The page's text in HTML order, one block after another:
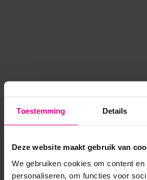
Toestemming Details
Deze website maakt gebruik van
We gebruiken cookies om content
personaliseren, om functies voor